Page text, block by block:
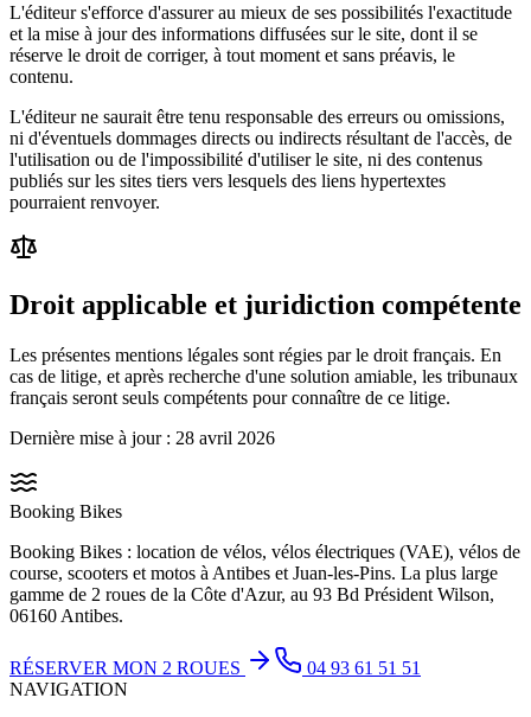
L'éditeur s'efforce d'assurer au mieux de ses possibilités l'exactitude
et la mise à jour des informations diffusées sur le site, dont il se
réserve le droit de corriger, à tout moment et sans préavis, le
contenu.
L'éditeur ne saurait être tenu responsable des erreurs ou omissions,
ni d'éventuels dommages directs ou indirects résultant de l'accès, de
l'utilisation ou de l'impossibilité d'utiliser le site, ni des contenus
publiés sur les sites tiers vers lesquels des liens hypertextes
pourraient renvoyer.
Droit applicable et juridiction compétente
Les présentes mentions légales sont régies par le droit français. En
cas de litige, et après recherche d'une solution amiable, les tribunaux
français seront seuls compétents pour connaître de ce litige.
Dernière mise à jour : 28 avril 2026
Booking Bikes
Booking Bikes : location de vélos, vélos électriques (VAE), vélos de
course, scooters et motos à Antibes et Juan-les-Pins. La plus large
gamme de 2 roues de la Côte d'Azur, au 93 Bd Président Wilson,
06160 Antibes.
RÉSERVER MON 2 ROUES
04 93 61 51 51
NAVIGATION